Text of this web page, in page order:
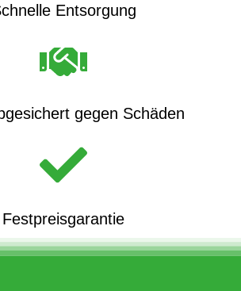
Entsorgung
gegen Schäden
Festpreisgarantie